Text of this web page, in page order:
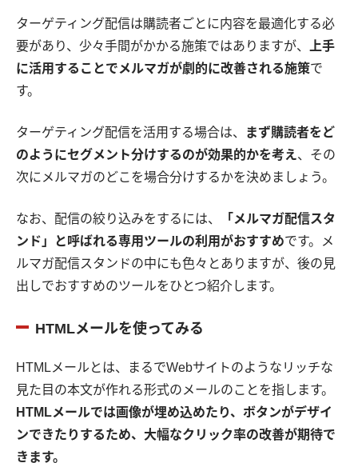
ターゲティング配信は購読者ごとに内容を最適化する必
要があり、少々手間がかかる施策ではありますが、
上手
に活用することでメルマガが劇的に改善される施策で
す。
ターゲティング配信を活用する場合は、
まず購読者をど
のようにセグメント分けするのが効果的かを考え、その
次にメルマガのどこを場合分けするかを決めましょう。
なお、配信の絞り込みをするには、
「メルマガ配信スタ
ンド」と呼ばれる専用ツールの利用がおすすめです。メ
ルマガ配信スタンドの中にも色々とありますが、後の見
出しでおすすめのツールをひとつ紹介します。
HTMLメールを使ってみる
HTMLメールとは、まるでWebサイトのようなリッチな
見た目の本文が作れる形式のメールのことを指します。
HTMLメールでは画像が埋め込めたり、ボタンがデザイ
ンできたりするため、大幅なクリック率の改善が期待で
きます。